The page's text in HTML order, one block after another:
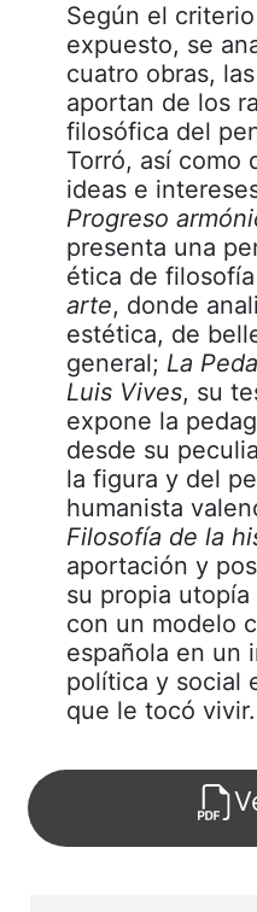
Según el
expuesto, se
cuatro obras,
aportan de los
filosófica del
Torró, así como
ideas e
Progreso
presenta una
ética de
arte, donde
estética, de
general; La
Luis Vives, su
expone la
desde su
la figura y del
humanista
Filosofía de la
aportación y
su propia
con un modelo
española en un
política y social
que le tocó vivir.